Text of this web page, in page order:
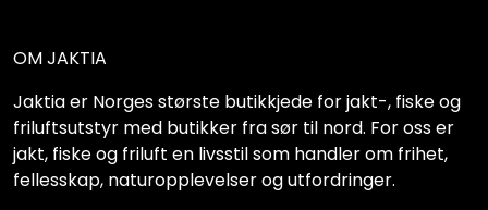
OM JAKTIA
Jaktia er Norges største butikkjede for jakt-, fiske og
friluftsutstyr med butikker fra sør til nord. For oss er
jakt, fiske og friluft en livsstil som handler om frihet,
fellesskap, naturopplevelser og utfordringer.